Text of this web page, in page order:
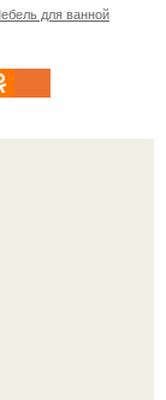
для ванной